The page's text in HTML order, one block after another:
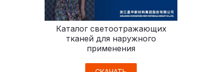
Каталог светоотражающих
тканей для наружного
применения